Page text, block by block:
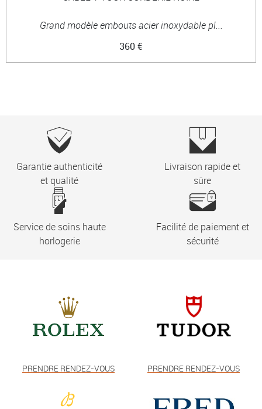
Grand modèle embouts acier inoxydable pl...
360 €
Garantie authenticité
et qualité
Livraison rapide et
sûre
Service de soins haute
horlogerie
Facilité de paiement et
sécurité
PRENDRE RENDEZ-VOUS PRENDRE RENDEZ-VOUS